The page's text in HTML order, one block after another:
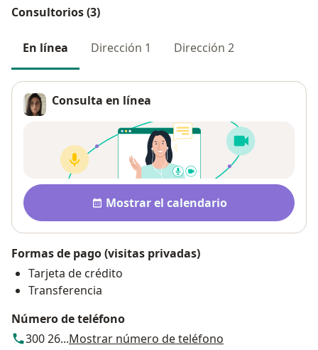
Consultorios (3)
En línea Dirección 1 Dirección 2
Consulta en línea
Disponibilidad
Mostrar el calendario
Formas de pago (visitas privadas)
Tarjeta de crédito
Transferencia
Número de teléfono
300 26...Mostrar número de teléfono